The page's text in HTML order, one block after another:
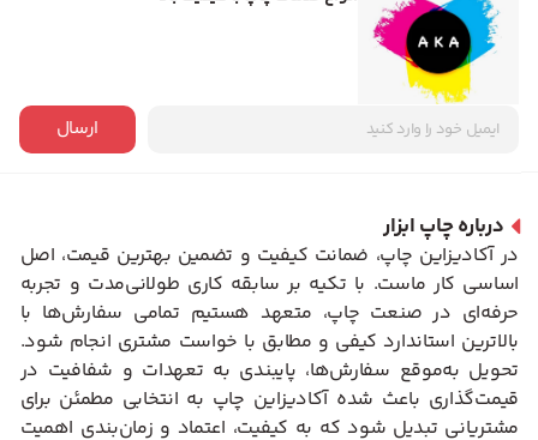
ارسال
درباره چاپ ابزار
در آکادیزاین چاپ، ضمانت کیفیت و تضمین بهترین قیمت، اصل
اساسی کار ماست. با تکیه بر سابقه کاری طولانی‌مدت و تجربه
حرفه‌ای در صنعت چاپ، متعهد هستیم تمامی سفارش‌ها با
بالاترین استاندارد کیفی و مطابق با خواست مشتری انجام شود.
تحویل به‌موقع سفارش‌ها، پایبندی به تعهدات و شفافیت در
قیمت‌گذاری باعث شده آکادیزاین چاپ به انتخابی مطمئن برای
مشتریانی تبدیل شود که به کیفیت، اعتماد و زمان‌بندی اهمیت